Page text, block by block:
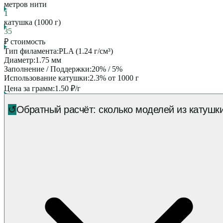
метров нити
1
катушка (1000 г)
35
₽ стоимость
Тип филамента:PLA (1.24 г/см³)
Диаметр:1.75 мм
Заполнение / Поддержки:20% / 5%
Использование катушки:2.3% от 1000 г
Цена за грамм:1.50 ₽/г
↺Обратный расчёт: сколько моделей из